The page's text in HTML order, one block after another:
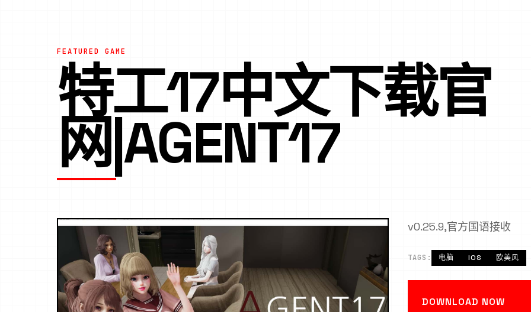
FEATURED GAME
特工17中文下载官
网|AGENT17
v0.25.9,官方国语接收
TAGS: 电脑 IOS 欧美风
DOWNLOAD NOW